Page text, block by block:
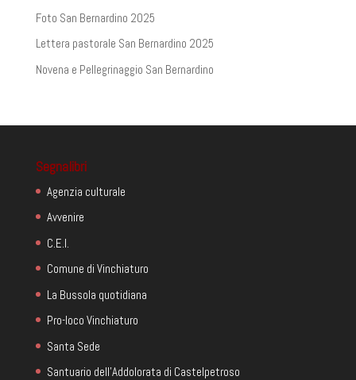
Foto San Bernardino 2025
Lettera pastorale San Bernardino 2025
Novena e Pellegrinaggio San Bernardino
Segnalibri
Agenzia culturale
Avvenire
C.E.I.
Comune di Vinchiaturo
La Bussola quotidiana
Pro-loco Vinchiaturo
Santa Sede
Santuario dell'Addolorata di Castelpetroso